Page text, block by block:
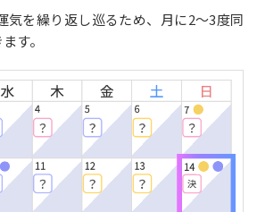
気を繰り返し巡るため、月に2〜3度同
す。